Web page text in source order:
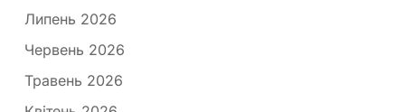
Липень 2026
Червень 2026
Травень 2026